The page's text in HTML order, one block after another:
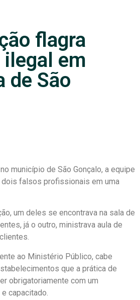
flagra
em
de São
município de São Gonçalo, a equipe
falsos profissionais em uma
um deles se encontrava na sala de
já o outro, ministrava aula de
ao Ministério Público, cabe
que a prática de
obrigatoriamente com um
capacitado.